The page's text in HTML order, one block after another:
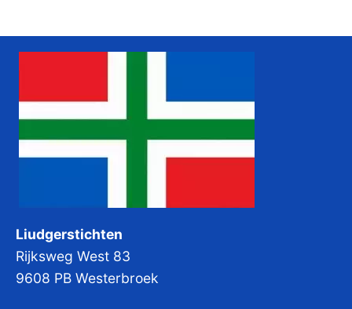
Liudgerstichten
Rijksweg West 83
9608 PB Westerbroek